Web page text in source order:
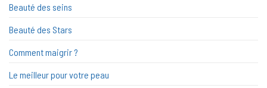
Beauté des seins
Beauté des Stars
Comment maigrir ?
Le meilleur pour votre peau